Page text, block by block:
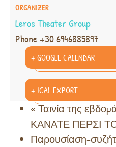
ORGANIZER
Leros Theater Group
Phone+30 6946885897
+ GOOGLE CALENDAR
+ ICAL EXPORT
«Ταινία της
ΚΑΝΑΤΕ ΠΕΡΣΙ
Παρουσίαση-